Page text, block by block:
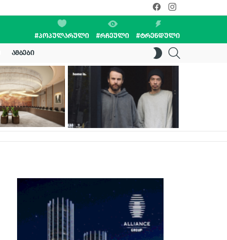
facebookinstagram
#ᲞᲝᲞᲣᲚᲐᲠᲣᲚᲘ #ᲠᲩᲔᲣᲚᲘ #ᲢᲠᲔᲜᲓᲣᲚᲘ
ᲐᲛᲑᲔᲑᲘ
SWITCH
SKIN